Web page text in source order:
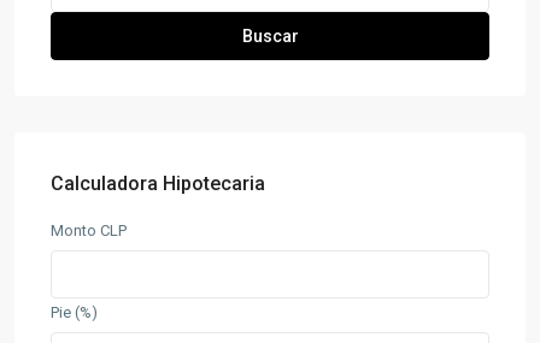
Buscar
Calculadora Hipotecaria
Monto CLP
Pie (%)